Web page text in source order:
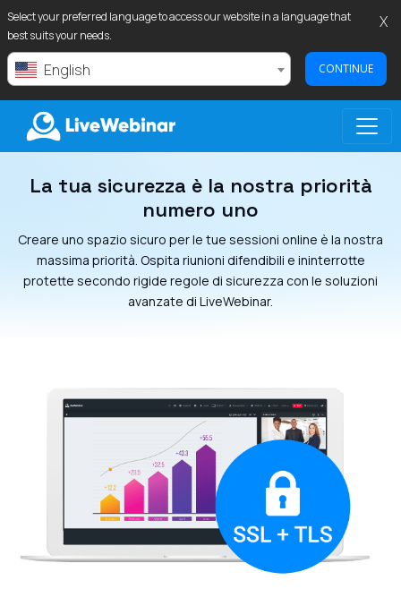
Select your preferred language to access our website in a language that
best suits your needs.
English CONTINUE
X
LIVEWEBINAR.COM
La tua sicurezza è la nostra priorità
numero uno
Creare uno spazio sicuro per le tue sessioni online è la nostra
massima priorità. Ospita riunioni difendibili e ininterrotte
protette secondo rigide regole di sicurezza con le soluzioni
avanzate di LiveWebinar.